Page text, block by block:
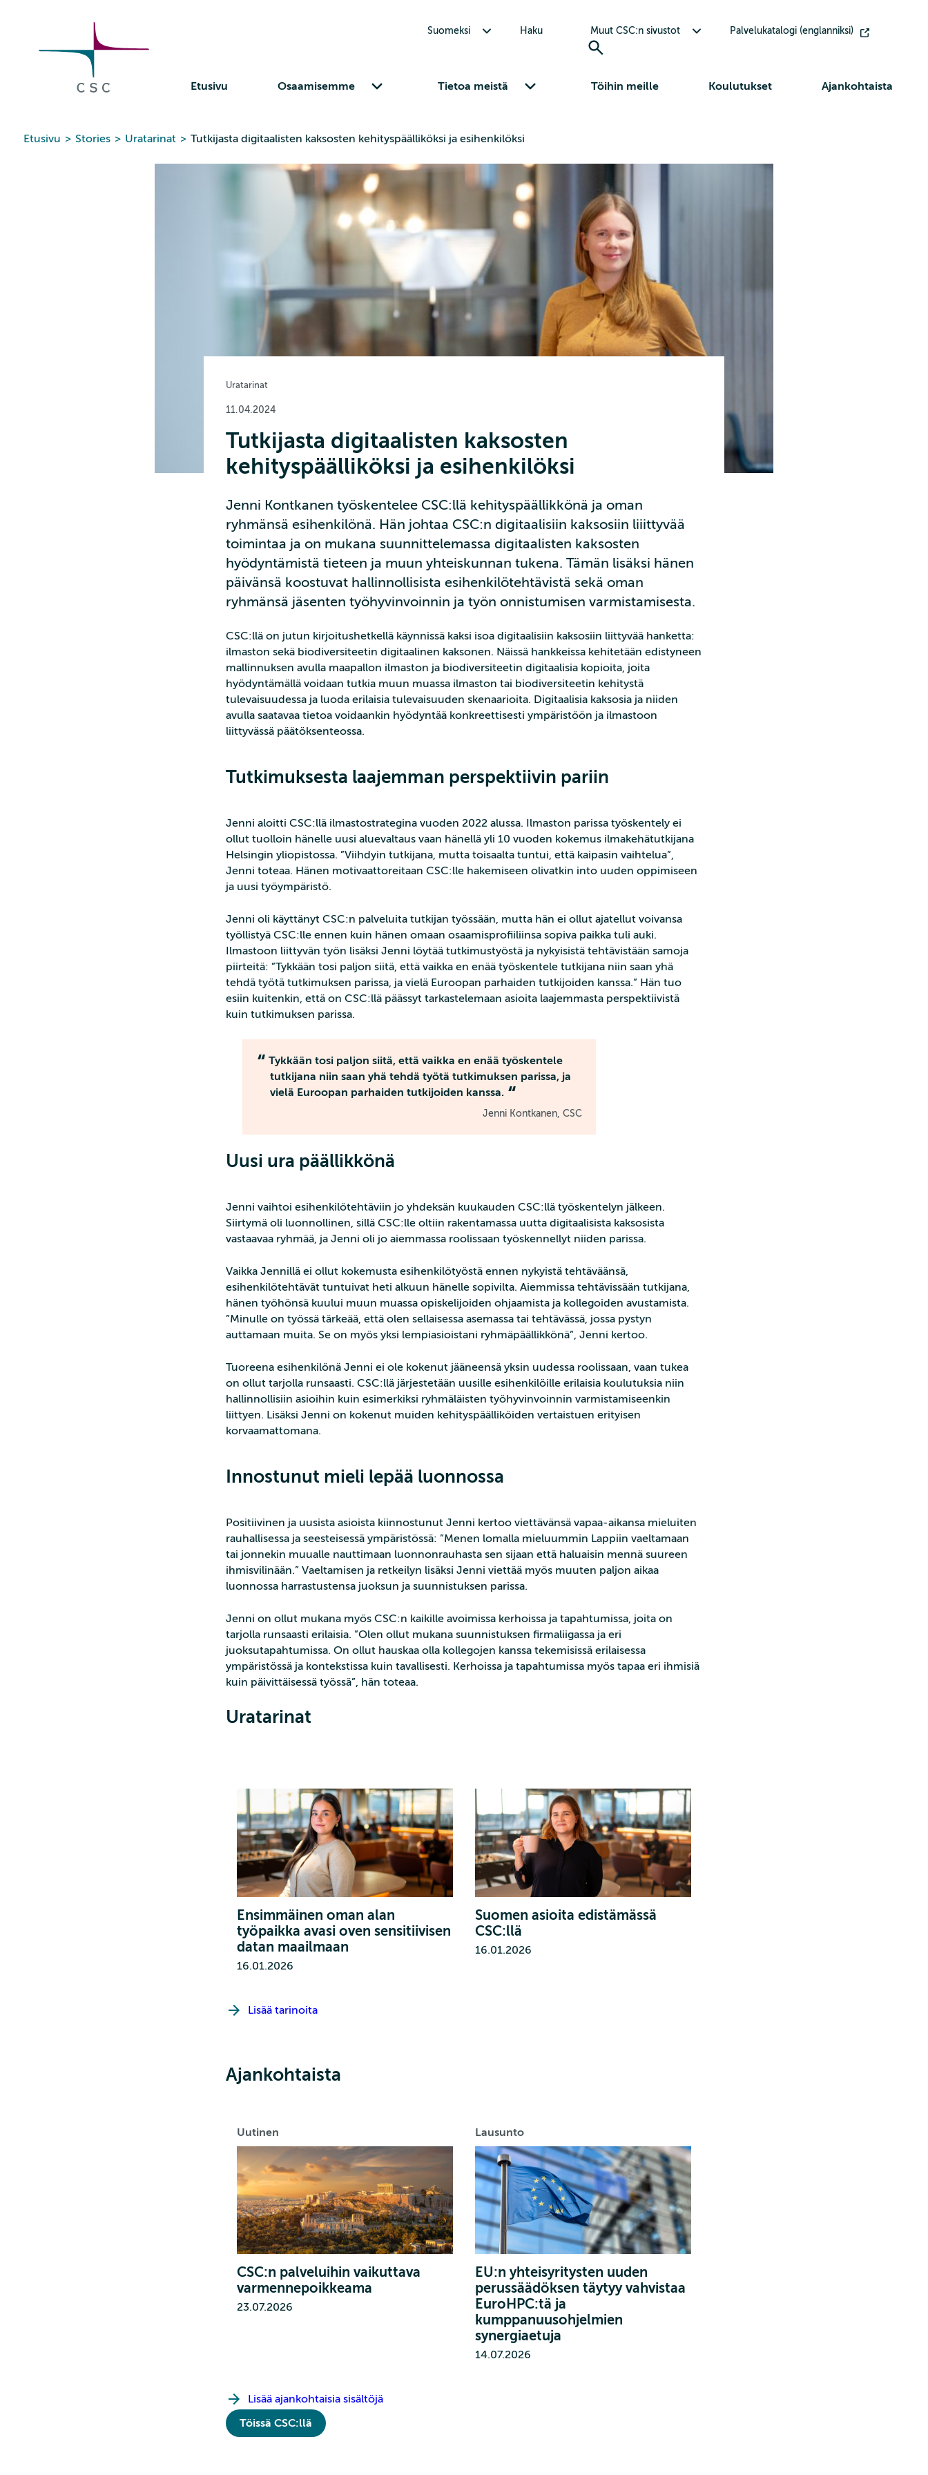
Suomeksi Haku Muut CSC:n sivustot Palvelukatalogi (englanniksi)
Etusivu Osaamisemme Tietoa meistä Töihin meille Koulutukset Ajankohtaista
Etusivu > Stories > Uratarinat > Tutkijasta digitaalisten kaksosten kehityspäälliköksi ja esihenkilöksi
Uratarinat
11.04.2024
Tutkijasta digitaalisten kaksosten
kehityspäälliköksi ja esihenkilöksi
Jenni Kontkanen työskentelee CSC:llä kehityspäällikkönä ja oman
ryhmänsä esihenkilönä. Hän johtaa CSC:n digitaalisiin kaksosiin liiittyvää
toimintaa ja on mukana suunnittelemassa digitaalisten kaksosten
hyödyntämistä tieteen ja muun yhteiskunnan tukena. Tämän lisäksi hänen
päivänsä koostuvat hallinnollisista esihenkilötehtävistä sekä oman
ryhmänsä jäsenten työhyvinvoinnin ja työn onnistumisen varmistamisesta.
CSC:llä on jutun kirjoitushetkellä käynnissä kaksi isoa digitaalisiin kaksosiin liittyvää hanketta:
ilmaston sekä biodiversiteetin digitaalinen kaksonen. Näissä hankkeissa kehitetään edistyneen
mallinnuksen avulla maapallon ilmaston ja biodiversiteetin digitaalisia kopioita, joita
hyödyntämällä voidaan tutkia muun muassa ilmaston tai biodiversiteetin kehitystä
tulevaisuudessa ja luoda erilaisia tulevaisuuden skenaarioita. Digitaalisia kaksosia ja niiden
avulla saatavaa tietoa voidaankin hyödyntää konkreettisesti ympäristöön ja ilmastoon
liittyvässä päätöksenteossa.
Tutkimuksesta laajemman perspektiivin pariin
Jenni aloitti CSC:llä ilmastostrategina vuoden 2022 alussa. Ilmaston parissa työskentely ei
ollut tuolloin hänelle uusi aluevaltaus vaan hänellä yli 10 vuoden kokemus ilmakehätutkijana
Helsingin yliopistossa. ”Viihdyin tutkijana, mutta toisaalta tuntui, että kaipasin vaihtelua”,
Jenni toteaa. Hänen motivaattoreitaan CSC:lle hakemiseen olivatkin into uuden oppimiseen
ja uusi työympäristö.
Jenni oli käyttänyt CSC:n palveluita tutkijan työssään, mutta hän ei ollut ajatellut voivansa
työllistyä CSC:lle ennen kuin hänen omaan osaamisprofiiliinsa sopiva paikka tuli auki.
Ilmastoon liittyvän työn lisäksi Jenni löytää tutkimustyöstä ja nykyisistä tehtävistään samoja
piirteitä: ”Tykkään tosi paljon siitä, että vaikka en enää työskentele tutkijana niin saan yhä
tehdä työtä tutkimuksen parissa, ja vielä Euroopan parhaiden tutkijoiden kanssa.” Hän tuo
esiin kuitenkin, että on CSC:llä päässyt tarkastelemaan asioita laajemmasta perspektiivistä
kuin tutkimuksen parissa.
Tykkään tosi paljon siitä, että vaikka en enää työskentele
tutkijana niin saan yhä tehdä työtä tutkimuksen parissa, ja
vielä Euroopan parhaiden tutkijoiden kanssa.
Jenni Kontkanen, CSC
Uusi ura päällikkönä
Jenni vaihtoi esihenkilötehtäviin jo yhdeksän kuukauden CSC:llä työskentelyn jälkeen.
Siirtymä oli luonnollinen, sillä CSC:lle oltiin rakentamassa uutta digitaalisista kaksosista
vastaavaa ryhmää, ja Jenni oli jo aiemmassa roolissaan työskennellyt niiden parissa.
Vaikka Jennillä ei ollut kokemusta esihenkilötyöstä ennen nykyistä tehtäväänsä,
esihenkilötehtävät tuntuivat heti alkuun hänelle sopivilta. Aiemmissa tehtävissään tutkijana,
hänen työhönsä kuului muun muassa opiskelijoiden ohjaamista ja kollegoiden avustamista.
”Minulle on työssä tärkeää, että olen sellaisessa asemassa tai tehtävässä, jossa pystyn
auttamaan muita. Se on myös yksi lempiasioistani ryhmäpäällikkönä”, Jenni kertoo.
Tuoreena esihenkilönä Jenni ei ole kokenut jääneensä yksin uudessa roolissaan, vaan tukea
on ollut tarjolla runsaasti. CSC:llä järjestetään uusille esihenkilöille erilaisia koulutuksia niin
hallinnollisiin asioihin kuin esimerkiksi ryhmäläisten työhyvinvoinnin varmistamiseenkin
liittyen. Lisäksi Jenni on kokenut muiden kehityspäälliköiden vertaistuen erityisen
korvaamattomana.
Innostunut mieli lepää luonnossa
Positiivinen ja uusista asioista kiinnostunut Jenni kertoo viettävänsä vapaa-aikansa mieluiten
rauhallisessa ja seesteisessä ympäristössä: ”Menen lomalla mieluummin Lappiin vaeltamaan
tai jonnekin muualle nauttimaan luonnonrauhasta sen sijaan että haluaisin mennä suureen
ihmisvilinään.” Vaeltamisen ja retkeilyn lisäksi Jenni viettää myös muuten paljon aikaa
luonnossa harrastustensa juoksun ja suunnistuksen parissa.
Jenni on ollut mukana myös CSC:n kaikille avoimissa kerhoissa ja tapahtumissa, joita on
tarjolla runsaasti erilaisia. ”Olen ollut mukana suunnistuksen firmaliigassa ja eri
juoksutapahtumissa. On ollut hauskaa olla kollegojen kanssa tekemisissä erilaisessa
ympäristössä ja kontekstissa kuin tavallisesti. Kerhoissa ja tapahtumissa myös tapaa eri ihmisiä
kuin päivittäisessä työssä”, hän toteaa.
Uratarinat
Ensimmäinen oman alan
työpaikka avasi oven sensitiivisen
datan maailmaan
16.01.2026
Suomen asioita edistämässä
CSC:llä
16.01.2026
Lisää tarinoita
Ajankohtaista
Uutinen
CSC:n palveluihin vaikuttava
varmennepoikkeama
23.07.2026
Lausunto
EU:n yhteisyritysten uuden
perussäädöksen täytyy vahvistaa
EuroHPC:tä ja
kumppanuusohjelmien
synergiaetuja
14.07.2026
Lisää ajankohtaisia sisältöjä
Töissä CSC:llä